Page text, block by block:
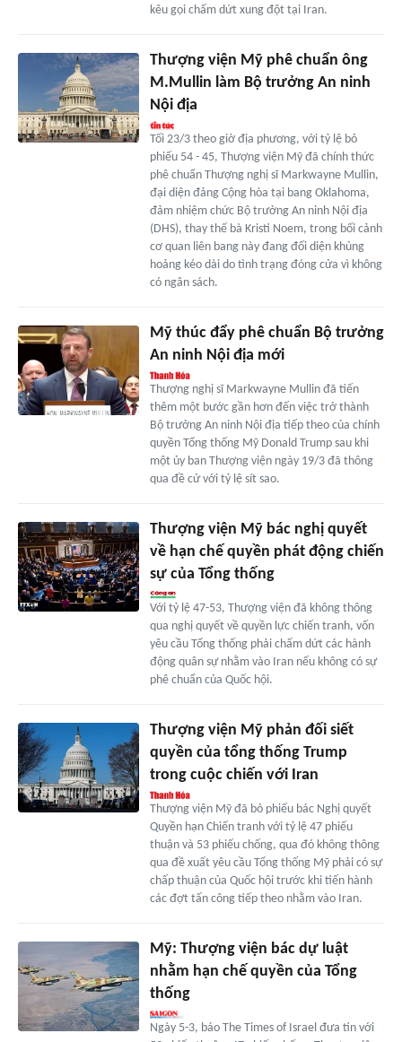
kêu gọi chấm dứt xung đột tại Iran.
Thượng viện Mỹ phê chuẩn ông
M.Mullin làm Bộ trưởng An ninh
Nội địa
Tối 23/3 theo giờ địa phương, với tỷ lệ bỏ
phiếu 54 - 45, Thượng viện Mỹ đã chính thức
phê chuẩn Thượng nghị sĩ Markwayne Mullin,
đại diện đảng Cộng hòa tại bang Oklahoma,
đảm nhiệm chức Bộ trưởng An ninh Nội địa
(DHS), thay thế bà Kristi Noem, trong bối cảnh
cơ quan liên bang này đang đối diện khủng
hoảng kéo dài do tình trạng đóng cửa vì không
có ngân sách.
Mỹ thúc đẩy phê chuẩn Bộ trưởng
An ninh Nội địa mới
Thượng nghị sĩ Markwayne Mullin đã tiến
thêm một bước gần hơn đến việc trở thành
Bộ trưởng An ninh Nội địa tiếp theo của chính
quyền Tổng thống Mỹ Donald Trump sau khi
một ủy ban Thượng viện ngày 19/3 đã thông
qua đề cử với tỷ lệ sít sao.
Thượng viện Mỹ bác nghị quyết
về hạn chế quyền phát động chiến
sự của Tổng thống
Với tỷ lệ 47-53, Thượng viện đã không thông
qua nghị quyết về quyền lực chiến tranh, vốn
yêu cầu Tổng thống phải chấm dứt các hành
động quân sự nhằm vào Iran nếu không có sự
phê chuẩn của Quốc hội.
Thượng viện Mỹ phản đối siết
quyền của tổng thống Trump
trong cuộc chiến với Iran
Thượng viện Mỹ đã bỏ phiếu bác Nghị quyết
Quyền hạn Chiến tranh với tỷ lệ 47 phiếu
thuận và 53 phiếu chống, qua đó không thông
qua đề xuất yêu cầu Tổng thống Mỹ phải có sự
chấp thuận của Quốc hội trước khi tiến hành
các đợt tấn công tiếp theo nhằm vào Iran.
Mỹ: Thượng viện bác dự luật
nhằm hạn chế quyền của Tổng
thống
Ngày 5-3, báo The Times of Israel đưa tin với